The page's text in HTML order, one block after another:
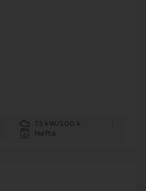
73 kW/100 k
Nafta